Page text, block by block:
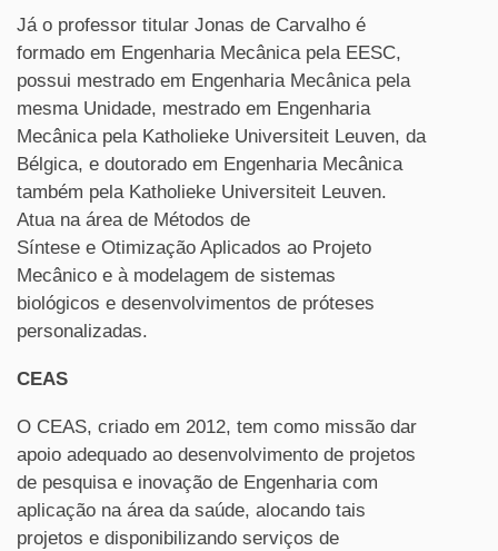
Já o professor titular Jonas de Carvalho é
formado em Engenharia Mecânica pela EESC,
possui mestrado em Engenharia Mecânica pela
mesma Unidade, mestrado em Engenharia
Mecânica pela Katholieke Universiteit Leuven, da
Bélgica, e doutorado em Engenharia Mecânica
também pela Katholieke Universiteit Leuven.
Atua na área de Métodos de
Síntese e Otimização Aplicados ao Projeto
Mecânico e à modelagem de sistemas
biológicos e desenvolvimentos de próteses
personalizadas.
CEAS
O CEAS, criado em 2012, tem como missão dar
apoio adequado ao desenvolvimento de projetos
de pesquisa e inovação de Engenharia com
aplicação na área da saúde, alocando tais
projetos e disponibilizando serviços de